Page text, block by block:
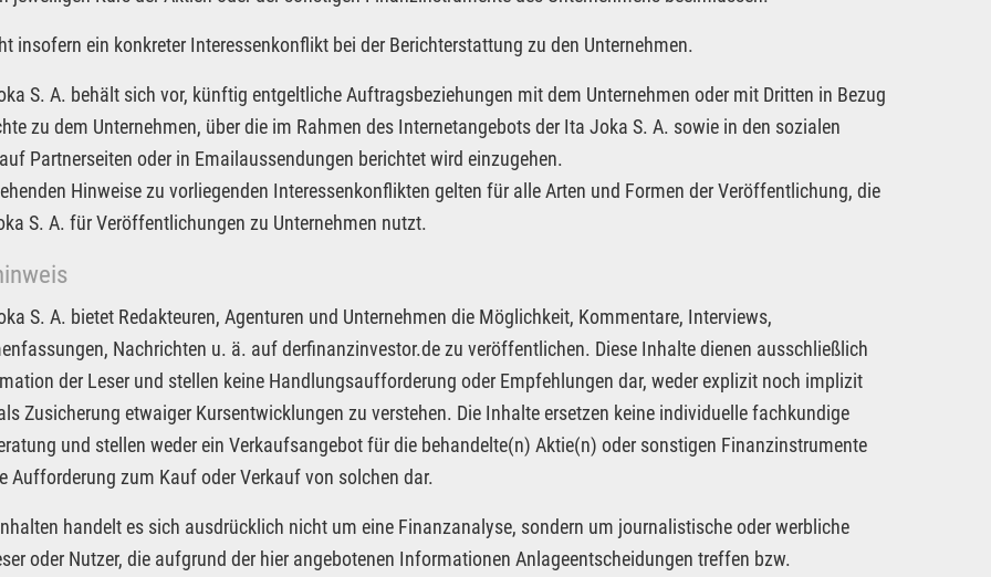
insofern ein konkreter Interessenkonflikt bei der Berichterstattung zu den Unternehmen.
S. A. behält sich vor, künftig entgeltliche Auftragsbeziehungen mit dem Unternehmen oder mit Dritten in Bezug
zu dem Unternehmen, über die im Rahmen des Internetangebots der Ita Joka S. A. sowie in den sozialen
Partnerseiten oder in Emailaussendungen berichtet wird einzugehen.
Hinweise zu vorliegenden Interessenkonflikten gelten für alle Arten und Formen der Veröffentlichung, die
S. A. für Veröffentlichungen zu Unternehmen nutzt.
S. A. bietet Redakteuren, Agenturen und Unternehmen die Möglichkeit, Kommentare, Interviews,
Nachrichten u. ä. auf derfinanzinvestor.de zu veröffentlichen. Diese Inhalte dienen ausschließlich
der Leser und stellen keine Handlungsaufforderung oder Empfehlungen dar, weder explizit noch implizit
Zusicherung etwaiger Kursentwicklungen zu verstehen. Die Inhalte ersetzen keine individuelle fachkundige
und stellen weder ein Verkaufsangebot für die behandelte(n) Aktie(n) oder sonstigen Finanzinstrumente
Aufforderung zum Kauf oder Verkauf von solchen dar.
handelt es sich ausdrücklich nicht um eine Finanzanalyse, sondern um journalistische oder werbliche
oder Nutzer, die aufgrund der hier angebotenen Informationen Anlageentscheidungen treffen bzw.